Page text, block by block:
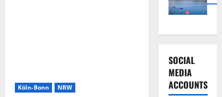
Köln-Bonn NRW
SOCIAL
MEDIA
ACCOUNTS